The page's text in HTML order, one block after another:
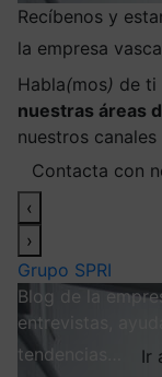
Recíbenos y
la empresa vasca
Habla(mos) de ti
nuestras áreas
nuestros
Contacta con
‹
›
Grupo SPRI
Blog de la
entrevistas,
tendencias…
Ir